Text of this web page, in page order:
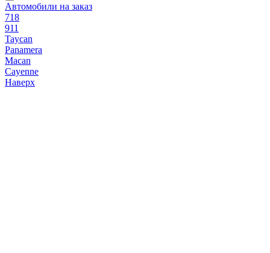
Автомобили на заказ
718
911
Taycan
Panamera
Macan
Cayenne
Наверх